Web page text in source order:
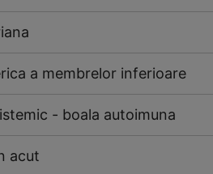
a membrelor inferioare
- boala autoimuna
acut